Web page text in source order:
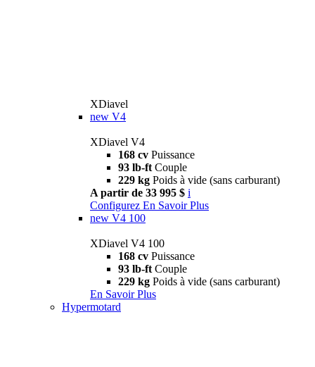
XDiavel
new V4
XDiavel V4
168 cv Puissance
93 lb-ft Couple
229 kg Poids à vide (sans carburant)
A partir de 33 995 $ i
Configurez En Savoir Plus
new V4 100
XDiavel V4 100
168 cv Puissance
93 lb-ft Couple
229 kg Poids à vide (sans carburant)
En Savoir Plus
Hypermotard